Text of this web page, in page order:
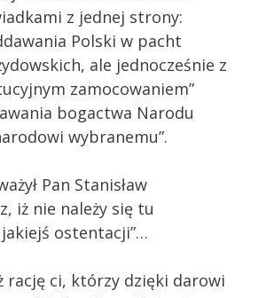
z jednej strony:
Polski w pacht
ale jednocześnie z
zamocowaniem”
bogactwa Narodu
wybranemu”.
Pan Stanisław
iż nie należy się tu
ostentacji”…
rację ci, którzy dzięki darowi